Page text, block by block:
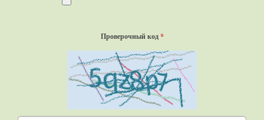
Проверочный код*